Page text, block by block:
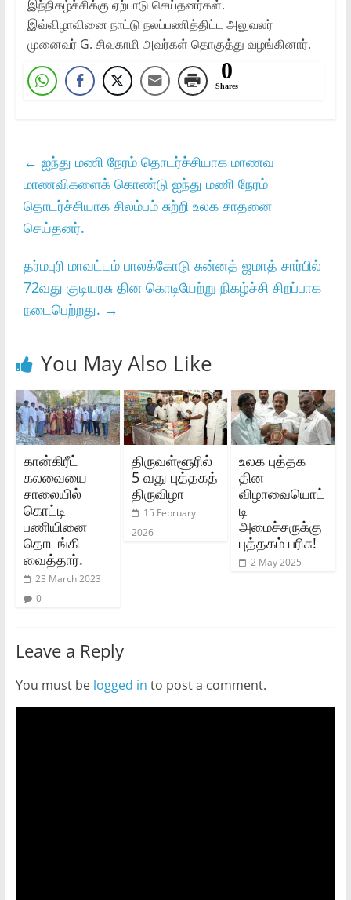
இந்நிகழ்ச்சிக்கு ஏற்பாடு செய்தனர்கள்.
இவ்விழாவினை நாட்டு நலப்பணித்திட்ட அலுவலர்
முனைவர் G. சிவகாமி அவர்கள் தொகுத்து வழங்கினார்.
0
Shares
← ஐந்து மணி நேரம் தொடர்ச்சியாக மாணவ
மாணவிகளைக் கொண்டு ஐந்து மணி நேரம்
தொடர்ச்சியாக சிலம்பம் சுற்றி உலக சாதனை
செய்தனர்.
தர்மபுரி மாவட்டம் பாலக்கோடு சுன்னத் ஜமாத் சார்பில்
72வது குடியரசு தின கொடியேற்று நிகழ்ச்சி சிறப்பாக
நடைபெற்றது. →
You May Also Like
கான்கிரீட்
கலவையை
சாலையில்
கொட்டி
பணியினை
தொடங்கி
வைத்தார்.
23 March 2023
0
திருவள்ளூரில்
5 வது புத்தகத்
திருவிழா
15 February
2026
உலக புத்தக
தின
விழாவையொட்
டி
அமைச்சருக்கு
புத்தகம் பரிசு!
2 May 2025
Leave a Reply
You must be logged in to post a comment.